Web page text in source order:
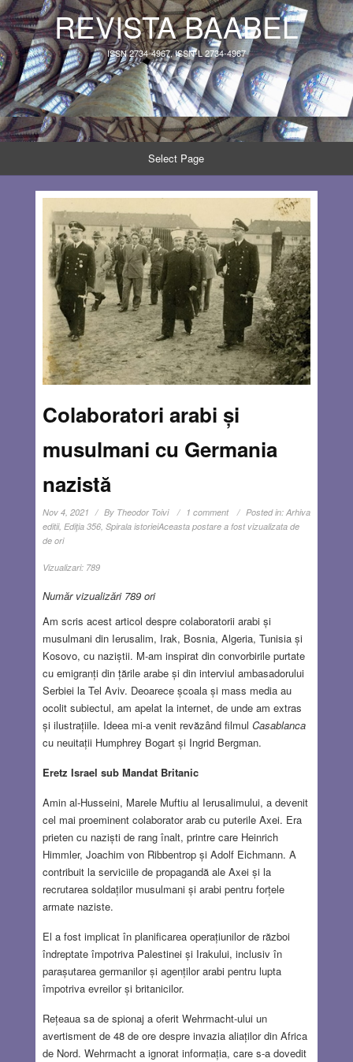
REVISTA BAABEL
ISSN 2734-4967, ISSN-L 2734-4967
Select Page
Colaboratori arabi și
musulmani cu Germania
nazistă
Nov 4, 2021 By Theodor Toivi 1 comment Posted in: Arhiva
editii, Ediţia 356, Spirala istorieiAceasta postare a fost vizualizata de
de ori
Vizualizari: 789
Număr vizualizări 789 ori
Am scris acest articol despre colaboratorii arabi și
musulmani din Ierusalim, Irak, Bosnia, Algeria, Tunisia și
Kosovo, cu naziștii. M-am inspirat din convorbirile purtate
cu emigranți din țările arabe și din interviul ambasadorului
Serbiei la Tel Aviv. Deoarece școala și mass media au
ocolit subiectul, am apelat la internet, de unde am extras
și ilustrațiile. Ideea mi-a venit revăzând filmul Casablanca
cu neuitații Humphrey Bogart și Ingrid Bergman.
Eretz Israel sub Mandat Britanic
Amin al-Husseini, Marele Muftiu al Ierusalimului, a devenit
cel mai proeminent colaborator arab cu puterile Axei. Era
prieten cu naziști de rang înalt, printre care Heinrich
Himmler, Joachim von Ribbentrop și Adolf Eichmann. A
contribuit la serviciile de propagandă ale Axei și la
recrutarea soldaților musulmani și arabi pentru forțele
armate naziste.
El a fost implicat în planificarea operațiunilor de război
îndreptate împotriva Palestinei și Irakului, inclusiv în
parașutarea germanilor și agenților arabi pentru lupta
împotriva evreilor și britanicilor.
Rețeaua sa de spionaj a oferit Wehrmacht-ului un
avertisment de 48 de ore despre invazia aliaților din Africa
de Nord. Wehrmacht a ignorat informația, care s-a dovedit